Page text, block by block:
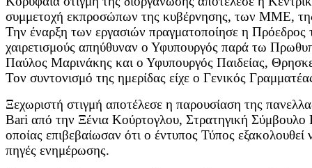
συμμετοχή εκπροσώπων της κυβέρνησης, των ΜΜΕ,
Την έναρξη των εργασιών πραγματοποίησε η
χαιρετισμούς απηύθυναν ο Υφυπουργός παρά τω
Παύλος Μαρινάκης και ο Υφυπουργός Παιδείας,
Τον συντονισμό της ημερίδας είχε ο Γενικός
Ξεχωριστή στιγμή αποτέλεσε η παρουσίαση της
Bari από την Ξένια Κούρτογλου, Στρατηγική
οποίας επιβεβαίωσαν ότι ο έντυπος Τύπος εξακολουθεί
πηγές ενημέρωσης.